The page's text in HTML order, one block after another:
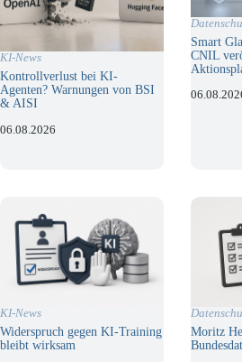
KI-News
Kontrollverlust bei KI-
Agenten? Warnungen von BSI
& AISI
06.08.2026
Smart
CNIL
KI-News
Widerspruch gegen KI-Training
bleibt wirksam
Moritz